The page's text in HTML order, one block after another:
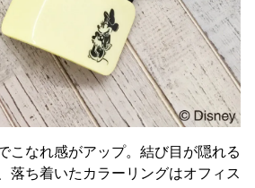
こなれ感がアップ。結び目が隠れる
落ち着いたカラーリングはオフィス